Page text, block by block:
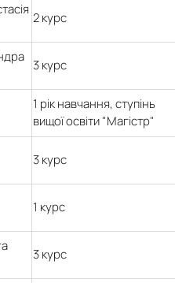
2 курс
3 курс
1 рік навчання, ступінь
вищої освіти "Магістр"
3 курс
1 курс
3 курс